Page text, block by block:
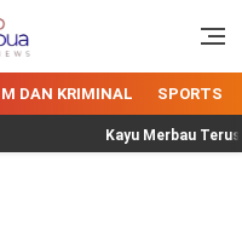
Benar
DAN KRIMINAL SPORTS
Kayu Merbau Terus